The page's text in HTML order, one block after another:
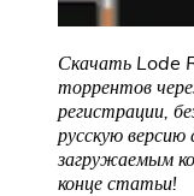
Скачать Lode
торрентов
регистрации,
русскую версию
загружаемым
конце статьи!